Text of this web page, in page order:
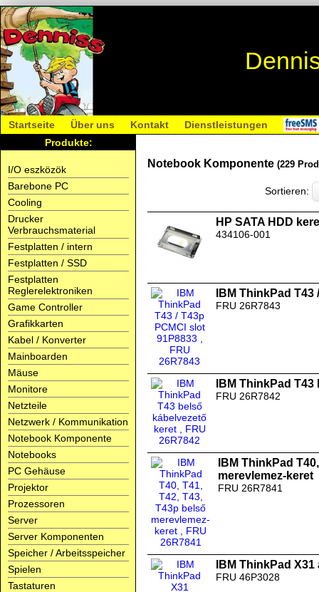
Startseite Über uns Kontakt
Dienstleistungen
Produkte:
I/O eszközök
Barebone PC
Cooling
Drucker
Verbrauchsmaterial
Festplatten / intern
Festplatten / SSD
Festplatten
Reglerelektroniken
Game Controller
Grafikkarten
Kabel / Konverter
Mainboarden
Mäuse
Monitore
Netzteile
Netzwerk / Kommunikation
Notebook Komponente
Notebooks
PC Gehäuse
Projektor
Prozessoren
Server
Server Komponenten
Speicher / Arbeitsspeicher
Spielen
Tastaturen
Notebook Komponente (229
Sortieren:
HP SATA HDD
434106-001
IBM ThinkPad
FRU 26R7843
IBM ThinkPad
FRU 26R7842
IBM ThinkPad
merevlemez-keret
FRU 26R7841
IBM ThinkPad
FRU 46P3028